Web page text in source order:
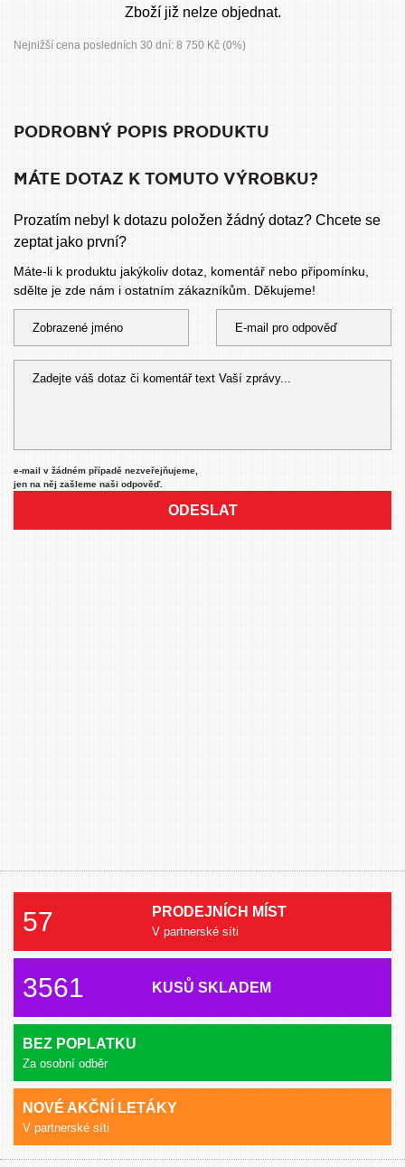
Zboží již nelze objednat.
Nejnižší cena posledních 30 dní: 8 750 Kč (0%)
PODROBNÝ POPIS PRODUKTU
MÁTE DOTAZ K TOMUTO VÝROBKU?
Prozatím nebyl k dotazu položen žádný dotaz? Chcete se
zeptat jako první?
Máte-li k produktu jakýkoliv dotaz, komentář nebo připomínku,
sdělte je zde nám i ostatním zákazníkům. Děkujeme!
e-mail v žádném případě nezveřejňujeme,
jen na něj zašleme naši odpověď.
ODESLAT
57 PRODEJNÍCH MÍST
V partnerské síti
3561 KUSŮ SKLADEM
BEZ POPLATKU
Za osobní odběr
NOVÉ AKČNÍ LETÁKY
V partnerské síti